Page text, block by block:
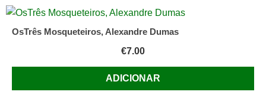
OsTrês Mosqueteiros, Alexandre Dumas
€7.00
ADICIONAR